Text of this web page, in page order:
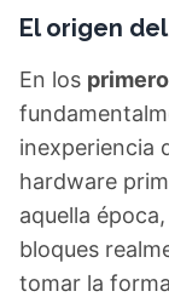
El origen
En los
inexperiencia
hardware
aquella
bloques
tomar la